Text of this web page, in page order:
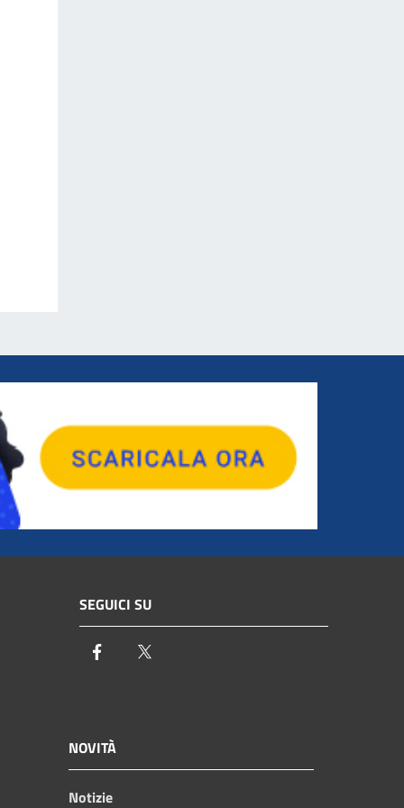
SEGUICI SU
Facebook
NOVITÀ
Notizie